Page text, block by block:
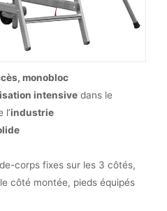
monobloc
intensive dans le
l’industrie
corps fixes sur les 3 côtés,
côté montée, pieds équipés